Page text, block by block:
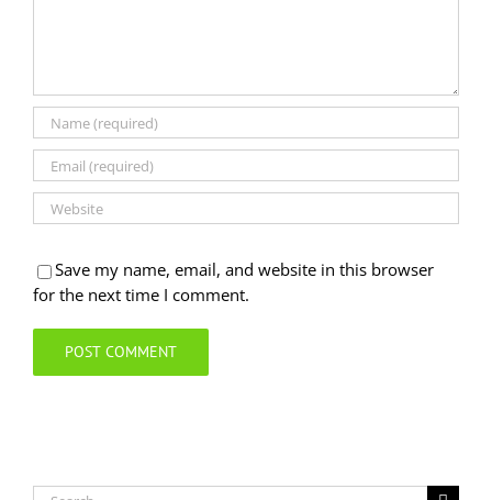
Save my name, email, and website in this browser
for the next time I comment.